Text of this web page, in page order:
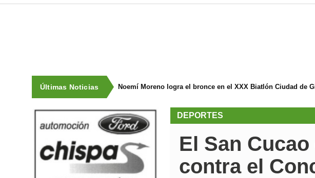
Últimas Noticias Noemí Moreno logra el bronce en el XXX Biatlón Ciudad de
DEPORTES
El San
contra el